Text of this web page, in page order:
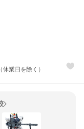
業日を除く）